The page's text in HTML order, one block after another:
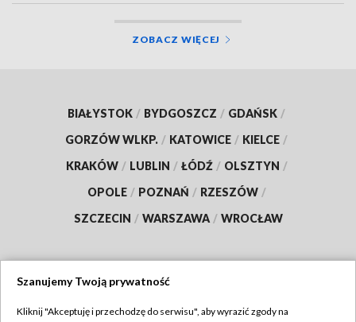
ZOBACZ WIĘCEJ
BIAŁYSTOK / BYDGOSZCZ / GDAŃSK /
GORZÓW WLKP. / KATOWICE / KIELCE /
KRAKÓW / LUBLIN / ŁÓDŹ / OLSZTYN /
OPOLE / POZNAŃ / RZESZÓW /
SZCZECIN / WARSZAWA / WROCŁAW
Szanujemy Twoją prywatność
Kliknij "Akceptuję i przechodzę do serwisu", aby wyrazić zgody na